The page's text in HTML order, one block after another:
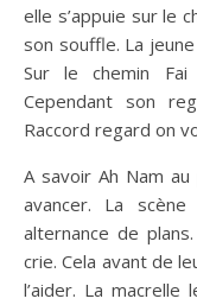
elle s’appuie sur le
son souffle. La
Sur le chemin
Cependant son
Raccord regard on
A savoir Ah Nam
avancer. La
alternance de
crie. Cela avant de
l’aider. La macrelle